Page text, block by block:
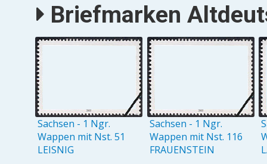
Briefmarken
Sachsen - 1 Ngr.
Wappen mit Nst. 51
LEISNIG
Sachsen - 1 Ngr.
Wappen mit Nst. 116
FRAUENSTEIN